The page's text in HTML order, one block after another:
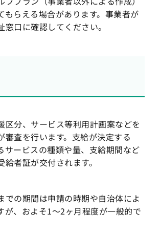
もらえる場合があります。事業者が
窓口に確認してください。
区分、サービス等利用計画案などを
審査を行います。支給が決定する
サービスの種類や量、支給期間など
者証が交付されます。
での期間は申請の時期や自治体によ
が、およそ1〜2ヶ月程度が一般的で